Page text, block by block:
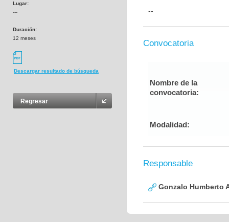
Lugar:
---
Duración:
12 meses
Descargar resultado de búsqueda
Regresar
--
Convocatoria
Nombre de la
convocatoria:
Modalidad:
Responsable
Gonzalo Humberto